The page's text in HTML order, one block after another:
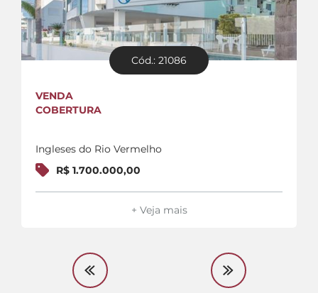
Cód.: 21086
VENDA
COBERTURA
Ingleses do Rio Vermelho
R$ 1.700.000,00
+ Veja mais